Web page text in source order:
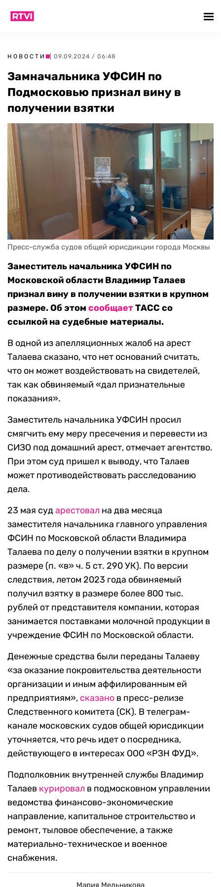
НОВОСТИ | 09.09.2024 / 06:48
Замначальника УФСИН по
Подмосковью признал вину в
получении взятки
Пресс-служба судов общей юрисдикции города Москвы
Заместитель начальника УФСИН по
Московской области Владимир Талаев
признал вину в получении взятки в крупном
размере. Об этом сообщаетТАСС со
ссылкой на судебные материалы.
В одной из апелляционных жалоб на арест
Талаева сказано, что нет оснований считать,
что он может воздействовать на свидетелей,
так как обвиняемый «дал признательные
показания».
Заместитель начальника УФСИН просил
смягчить ему меру пресечения и перевести из
СИЗО под домашний арест, отмечает агентство.
При этом суд пришел к выводу, что Талаев
может противодействовать расследованию
дела.
23 мая сударестовал на два месяца
заместителя начальника главного управления
ФСИН по Московской области Владимира
Талаева по делу о получении взятки в крупном
размере (п. «в» ч. 5 ст. 290 УК). По версии
следствия, летом 2023 года обвиняемый
получил взятку в размере более 800 тыс.
рублей от представителя компании, которая
занимается поставками молочной продукции в
учреждение ФСИН по Московской области.
Денежные средства были переданы Талаеву
«за оказание покровительства деятельности
организации и иным аффилированным ей
предприятиям», сказано в пресс-релизе
Следственного комитета (СК). В телеграм-
канале московских судов общей юрисдикции
уточняется, что речь идет о посредника,
действующего в интересах ООО «РЗН ФУД».
Подполковник внутренней службы Владимир
Талаев курировал в подмосковном управлении
ведомства финансово-экономические
направление, капитальное строительство и
ремонт, тыловое обеспечение, а также
материально-техническое и военное
снабжения.
Мария Мельникова